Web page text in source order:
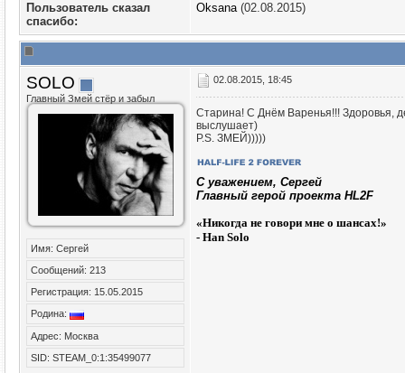
Пользователь сказал
cпасибо:
Oksana(02.08.2015)
SOLO
Главный Змей стёр и забыл
Имя: Сергей
Сообщений: 213
Регистрация: 15.05.2015
Родина:
Адрес: Москва
SID: STEAM_0:1:35499077
02.08.2015, 18:45
Старина! С Днём Варенья!!! Здоровья,
выслушает)
P.S. ЗМЕЙ)))))
C уважением, Сергей
Главный герой проекта HL2F
«Никогда не говори мне о шансах!»
- Han Solo